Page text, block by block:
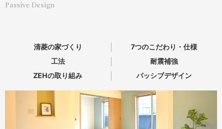
清菱の家づくり
7つのこだわり・仕様
工法
耐震補強
ZEHの取り組み
パッシブデザイン